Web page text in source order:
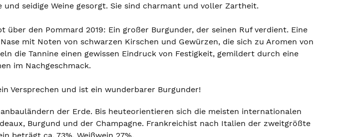
seidige Weine gesorgt. Sie sind charmant und voller Zartheit.
über den Pommard 2019: Ein großer Burgunder, der seinen Ruf verdient. Eine
mit Noten von schwarzen Kirschen und Gewürzen, die sich zu Aromen von
die Tannine einen gewissen Eindruck von Festigkeit, gemildert durch eine
im Nachgeschmack.
Versprechen und ist ein wunderbarer Burgunder!
der Erde. Bis heuteorientieren sich die meisten internationalen
Burgund und der Champagne. Frankreichist nach Italien der zweitgrößte